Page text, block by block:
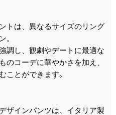
トは、異なるサイズのリング
。
調し、観劇やデートに最適な
のコーデに華やかさを加え、
ことができます｡
ザインパンツは、イタリア製